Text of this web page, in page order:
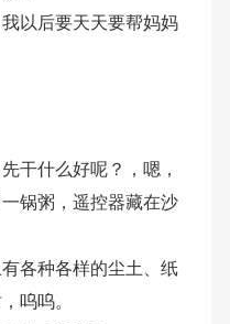
以后要天天要帮妈妈
干什么好呢？，嗯，
锅粥，遥控器藏在沙
各种各样的尘土、纸
呜呜。